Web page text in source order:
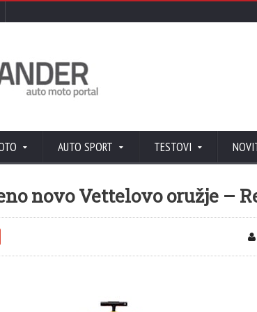
AUTO SPORT TESTOVI
novo Vettelovo oružje –